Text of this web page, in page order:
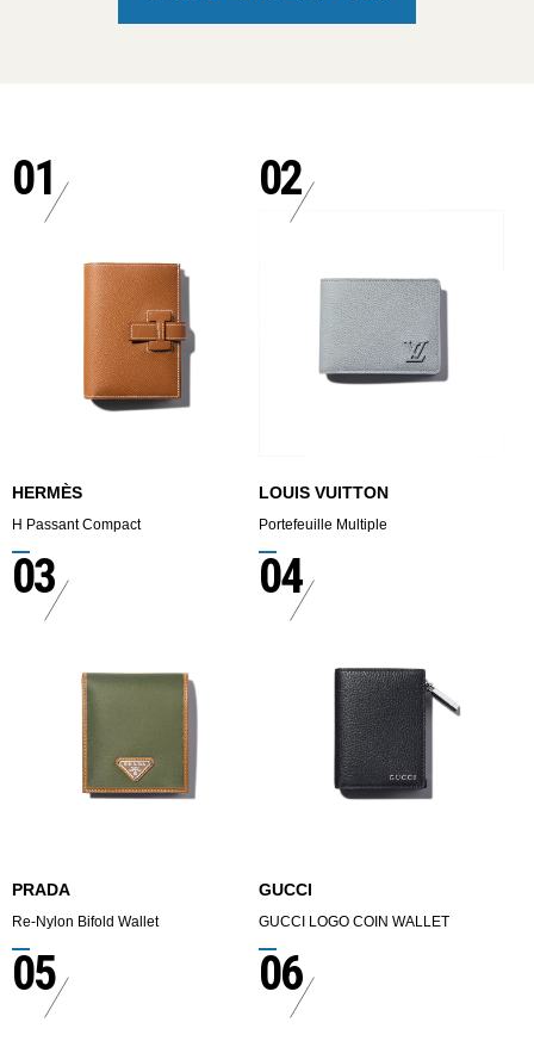
01
HERMÈS
H Passant Compact
02
LOUIS VUITTON
Portefeuille Multiple
03
PRADA
Re-Nylon Bifold Wallet
04
GUCCI
GUCCI LOGO COIN WALLET
05 06